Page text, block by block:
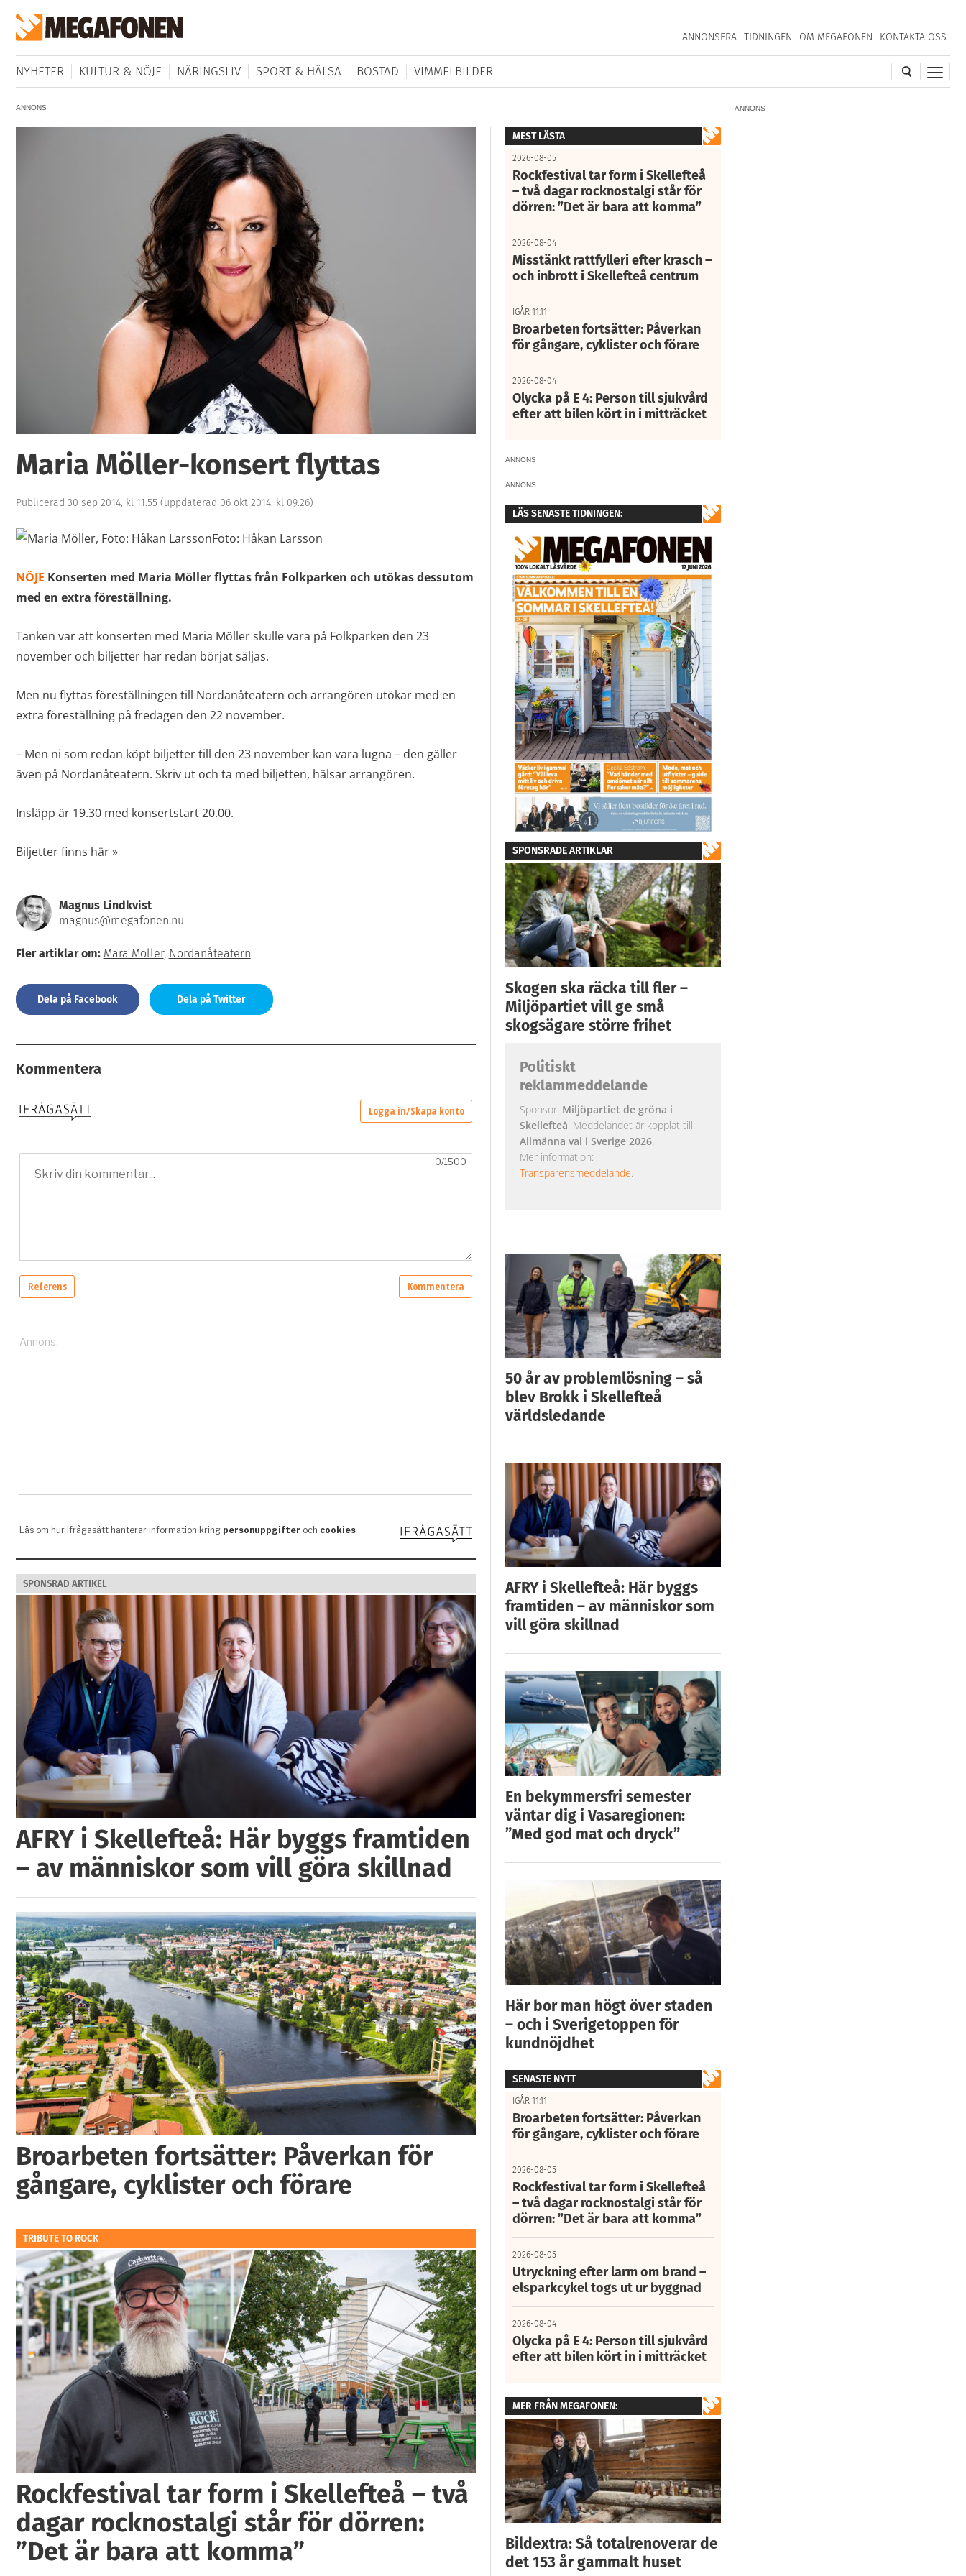
ANNONSERA TIDNINGEN OM MEGAFONEN KONTAKTA OSS
NYHETER KULTUR & NÖJE NÄRINGSLIV SPORT & HÄLSA BOSTAD VIMMELBILDER
ANNONS
ANNONS
Maria Möller-konsert flyttas
Publicerad 30 sep 2014, kl 11:55 (uppdaterad 06 okt 2014, kl 09:26)
Foto: Håkan Larsson
NÖJE Konserten med Maria Möller flyttas från Folkparken och utökas dessutom
med en extra föreställning.
Tanken var att konserten med Maria Möller skulle vara på Folkparken den 23
november och biljetter har redan börjat säljas.
Men nu flyttas föreställningen till Nordanåteatern och arrangören utökar med en
extra föreställning på fredagen den 22 november.
– Men ni som redan köpt biljetter till den 23 november kan vara lugna – den gäller
även på Nordanåteatern. Skriv ut och ta med biljetten, hälsar arrangören.
Insläpp är 19.30 med konsertstart 20.00.
Biljetter finns här »
Magnus Lindkvist
magnus@megafonen.nu
Fler artiklar om: Mara Möller, Nordanåteatern
Dela på Facebook Dela på Twitter
Kommentera
SPONSRAD ARTIKEL
AFRY i Skellefteå: Här byggs framtiden
– av människor som vill göra skillnad
Broarbeten fortsätter: Påverkan för
gångare, cyklister och förare
TRIBUTE TO ROCK
Rockfestival tar form i Skellefteå – två
dagar rocknostalgi står för dörren:
”Det är bara att komma”
MEST LÄSTA
2026-08-05
Rockfestival tar form i Skellefteå
– två dagar rocknostalgi står för
dörren: ”Det är bara att komma”
2026-08-04
Misstänkt rattfylleri efter krasch –
och inbrott i Skellefteå centrum
IGÅR 11:11
Broarbeten fortsätter: Påverkan
för gångare, cyklister och förare
2026-08-04
Olycka på E 4: Person till sjukvård
efter att bilen kört in i mitträcket
ANNONS
ANNONS
LÄS SENASTE TIDNINGEN:
SPONSRADE ARTIKLAR
Skogen ska räcka till fler –
Miljöpartiet vill ge små
skogsägare större frihet
Politiskt
reklammeddelande
Sponsor: Miljöpartiet de gröna i
Skellefteå. Meddelandet är kopplat till:
Allmänna val i Sverige 2026.
Mer information:
Transparensmeddelande.
50 år av problemlösning – så
blev Brokk i Skellefteå
världsledande
AFRY i Skellefteå: Här byggs
framtiden – av människor som
vill göra skillnad
En bekymmersfri semester
väntar dig i Vasaregionen:
”Med god mat och dryck”
Här bor man högt över staden
– och i Sverigetoppen för
kundnöjdhet
SENASTE NYTT
IGÅR 11:11
Broarbeten fortsätter: Påverkan
för gångare, cyklister och förare
2026-08-05
Rockfestival tar form i Skellefteå
– två dagar rocknostalgi står för
dörren: ”Det är bara att komma”
2026-08-05
Utryckning efter larm om brand –
elsparkcykel togs ut ur byggnad
2026-08-04
Olycka på E 4: Person till sjukvård
efter att bilen kört in i mitträcket
MER FRÅN MEGAFONEN:
Bildextra: Så totalrenoverar de
det 153 år gammalt huset